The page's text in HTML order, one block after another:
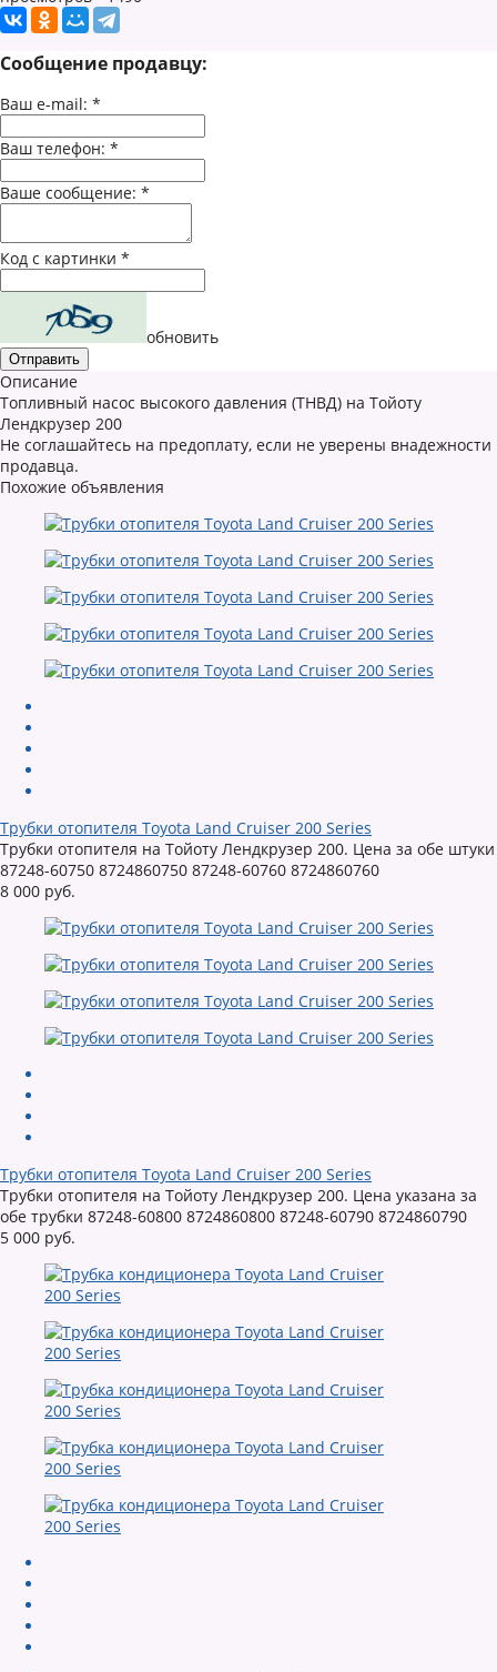
Сообщение продавцу:
Ваш e-mail: *
Ваш телефон: *
Ваше сообщение: *
Код с картинки *
обновить
Описание
Топливный насос высокого давления (ТНВД) на Тойоту
Лендкрузер 200
Не соглашайтесь на предоплату, если не уверены внадежности
продавца.
Похожие объявления
Трубки отопителя Toyota Land Cruiser 200 Series
Трубки отопителя на Тойоту Лендкрузер 200. Цена за обе штуки
87248-60750 8724860750 87248-60760 8724860760
8 000 руб.
Трубки отопителя Toyota Land Cruiser 200 Series
Трубки отопителя на Тойоту Лендкрузер 200. Цена указана за
обе трубки 87248-60800 8724860800 87248-60790 8724860790
5 000 руб.